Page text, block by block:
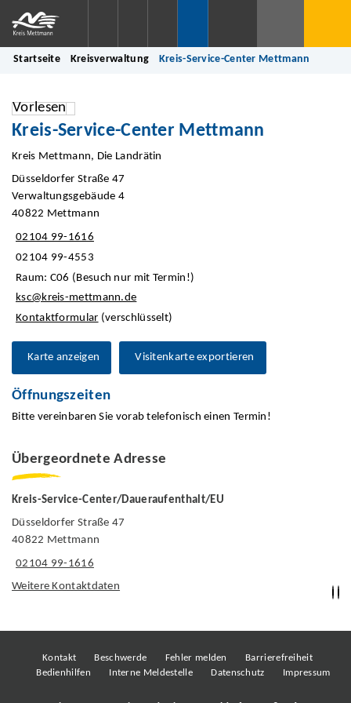
Startseite Kreisverwaltung Kreis-Service-Center Mettmann
Vorlesen
Kreis-Service-Center Mettmann
Kreis Mettmann, Die Landrätin
Düsseldorfer Straße 47
Verwaltungsgebäude 4
40822 Mettmann
02104 99-1616
02104 99-4553
Raum: C06 (Besuch nur mit Termin!)
ksc@kreis-mettmann.de
Kontaktformular (verschlüsselt)
Karte anzeigen Visitenkarte exportieren
Öffnungszeiten
Bitte vereinbaren Sie vorab telefonisch einen Termin!
Übergeordnete Adresse
Kreis-Service-Center/Daueraufenthalt/EU
Düsseldorfer Straße 47
40822 Mettmann
02104 99-1616
Weitere Kontaktdaten
Kontakt Beschwerde Fehler melden
Barrierefreiheit
Bedienhilfen
Interne Meldestelle Datenschutz Impressum